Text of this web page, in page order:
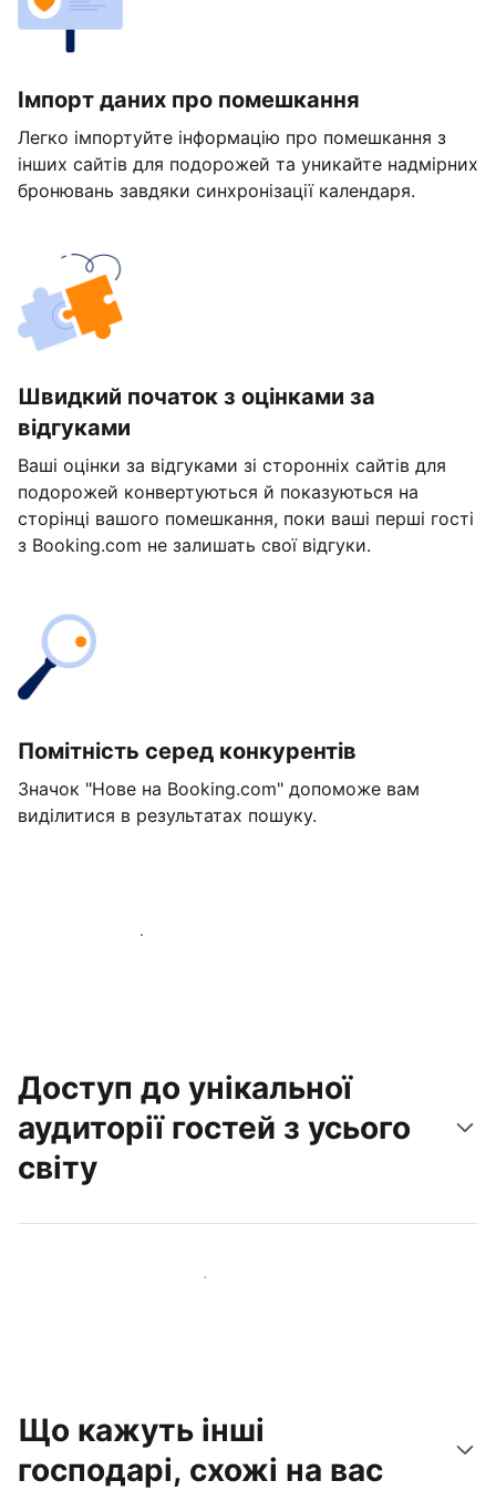
Імпорт даних про помешкання
Легко імпортуйте інформацію про помешкання з
інших сайтів для подорожей та уникайте надмірних
бронювань завдяки синхронізації календаря.
Швидкий початок з оцінками за
відгуками
Ваші оцінки за відгуками зі сторонніх сайтів для
подорожей конвертуються й показуються на
сторінці вашого помешкання, поки ваші перші гості
з Booking.com не залишать свої відгуки.
Помітність серед конкурентів
Значок "Нове на Booking.com" допоможе вам
виділитися в результатах пошуку.
Розпочати вже сьогодні
Доступ до унікальної
аудиторії гостей з усього
світу
Привабити нових гостей вже сьогодні
Що кажуть інші
господарі, схожі на вас